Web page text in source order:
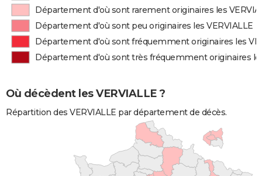
Département d'où sont rarement originaires les
Département d'où sont peu originaires les VERVIALLE
Département d'où sont fréquemment originaires les
Département d'où sont très fréquemment originaires
Où décèdent les VERVIALLE ?
Répartition des VERVIALLE par département de décès.